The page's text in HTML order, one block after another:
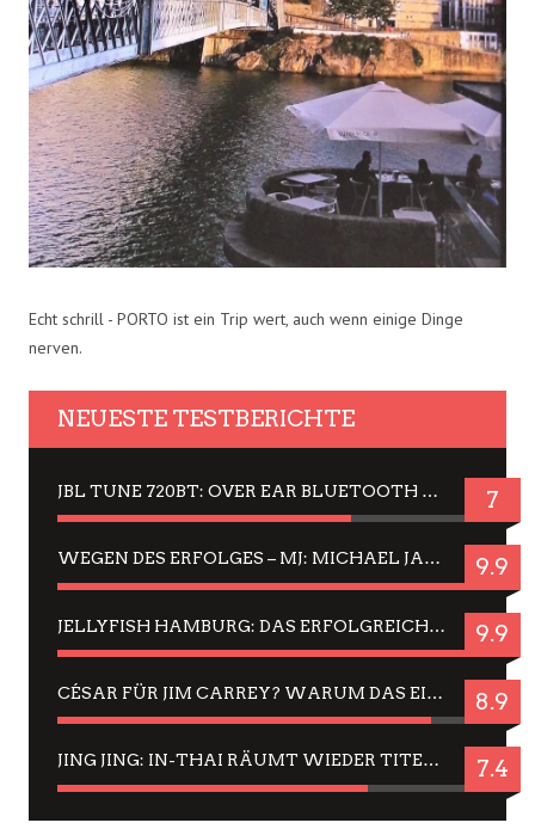
Echt schrill - PORTO ist ein Trip wert, auch wenn einige Dinge
nerven.
NEUESTE TESTBERICHTE
JBL TUNE 720BT: OVER EAR BLUETOOTH KOPFHÖRER UM DIE 50,-€ IM DAUER-TEST 7
WEGEN DES ERFOLGES – MJ: MICHAEL JACKSON MUSICAL IN EINER MATINEE SEHEN 9.9
JELLYFISH HAMBURG: DAS ERFOLGREICHE SOMMER-MENÜ 2025 IN GEFÜHLEN UND BILDERN 9.9
CÉSAR FÜR JIM CARREY? WARUM DAS EINER DER NERVIGSTEN ACTORS IST UND BLEIBT 8.9
JING JING: IN-THAI RÄUMT WIEDER TITEL AB – EIN ZWEI-STUNDEN-ERLEBNISBERICHT 7.4